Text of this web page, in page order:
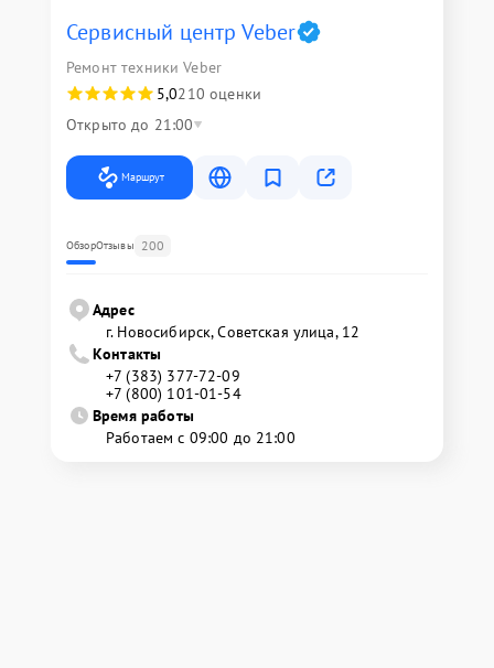
Сервисный центр Veber
Ремонт техники Veber
5,0210 оценки
Открыто до 21:00
Маршрут
ОбзорОтзывы 200
Адрес
г. Новосибирск, Советская улица, 12
Контакты
+7 (383) 377-72-09
+7 (800) 101-01-54
Время работы
Работаем с 09:00 до 21:00